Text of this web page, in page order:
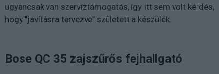
ugyancsak van szerviztámogatás, így itt sem volt kérdés,
hogy "javításra tervezve" született a készülék.
Bose QC 35 zajszűrős fejhallgató